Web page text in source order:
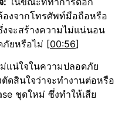
องจากโทรศัพท์มือถือหรือ
จะสร้างความไม่แน่นอน
ภัยหรือไม่ [00:56]
แน่ใจในความปลอดภัย
ดสินใจว่าจะทำงานต่อหรือ
ชุดใหม่ ซึ่งทำให้เสีย